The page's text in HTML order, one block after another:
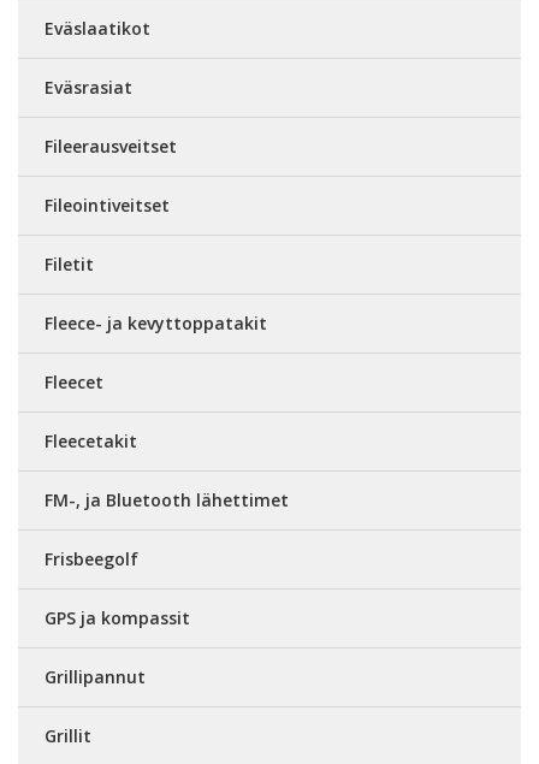
Eväslaatikot
Eväsrasiat
Fileerausveitset
Fileointiveitset
Filetit
Fleece- ja kevyttoppatakit
Fleecet
Fleecetakit
FM-, ja Bluetooth lähettimet
Frisbeegolf
GPS ja kompassit
Grillipannut
Grillit